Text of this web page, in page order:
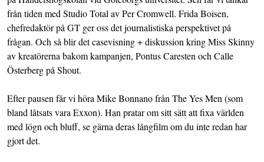
från tiden med Studio Total av Per Cromwell. Frida Boisen,
chefredaktör på GT ger oss det journalistiska perspektivet på
frågan. Och så blir det casevisning + diskussion kring Miss Skinny
av kreatörerna bakom kampanjen, Pontus Caresten och Calle
Österberg på Shout.
Efter pausen får vi höra Mike Bonnano från The Yes Men (som
bland låtsats vara Exxon). Han pratar om sitt sätt att fixa världen
med lögn och bluff, se gärna deras långfilm om du inte redan har
gjort det.